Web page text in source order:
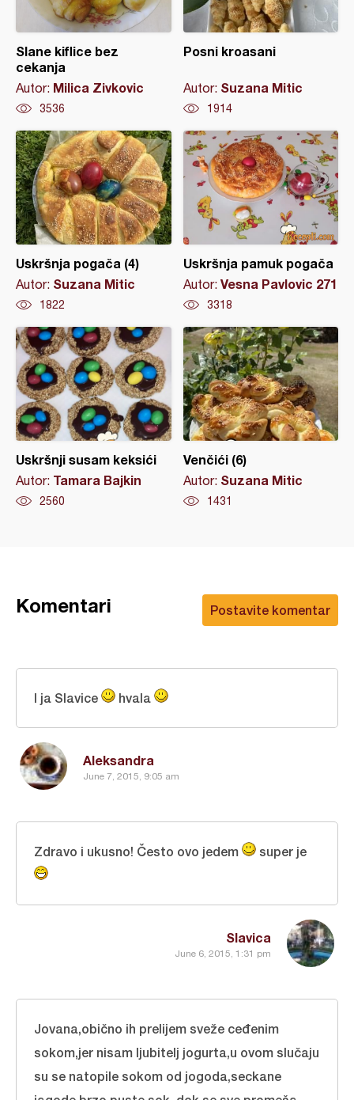
Slane kiflice bez
cekanja
Autor: Milica Zivkovic
3536
Posni kroasani
Autor: Suzana Mitic
1914
Uskršnja pogača (4)
Autor: Suzana Mitic
1822
Uskršnja pamuk pogača
Autor: Vesna Pavlovic 271
3318
Uskršnji susam keksići
Autor: Tamara Bajkin
2560
Venčići (6)
Autor: Suzana Mitic
1431
Postavite komentar
Komentari
Aleksandra
June 7, 2015, 9:05 am
I ja Slavice hvala
Slavica
June 6, 2015, 1:31 pm
Zdravo i ukusno! Često ovo jedem super je
Jovana,obično ih prelijem sveže ceđenim
sokom,jer nisam ljubitelj jogurta,u ovom slučaju
su se natopile sokom od jogoda,seckane